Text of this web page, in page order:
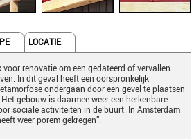
LOCATIE
renovatie om een gedateerd of vervallen
In dit geval heeft een oorspronkelijk
ondergaan door een gevel te plaatsen
gebouw is daarmee weer een herkenbare
sociale activiteiten in de buurt. In Amsterdam
weer porem gekregen”.